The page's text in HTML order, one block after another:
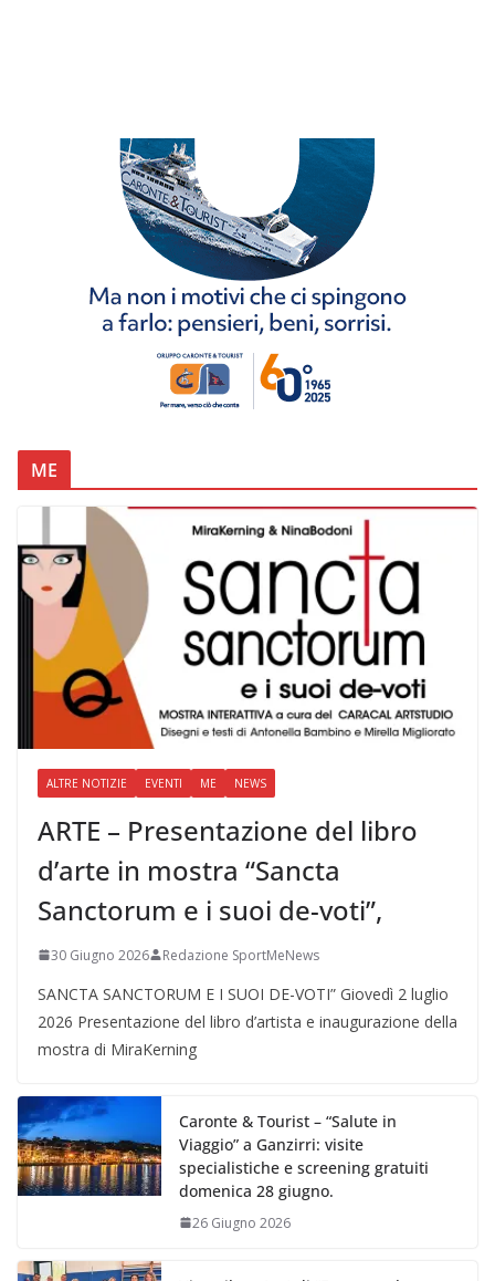
ME
ALTRE NOTIZIE EVENTI ME NEWS
ARTE – Presentazione del libro
d’arte in mostra “Sancta
Sanctorum e i suoi de-voti”,
30 Giugno 2026 Redazione SportMeNews
SANCTA SANCTORUM E I SUOI DE-VOTI” Giovedì 2 luglio
2026 Presentazione del libro d’artista e inaugurazione della
mostra di MiraKerning
Caronte & Tourist – “Salute in
Viaggio” a Ganzirri: visite
specialistiche e screening gratuiti
domenica 28 giugno.
26 Giugno 2026